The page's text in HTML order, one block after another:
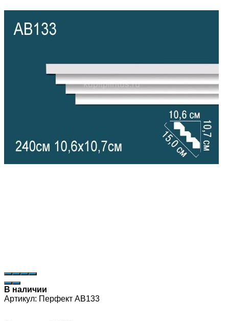
В наличии
Артикул: Перфект AB133